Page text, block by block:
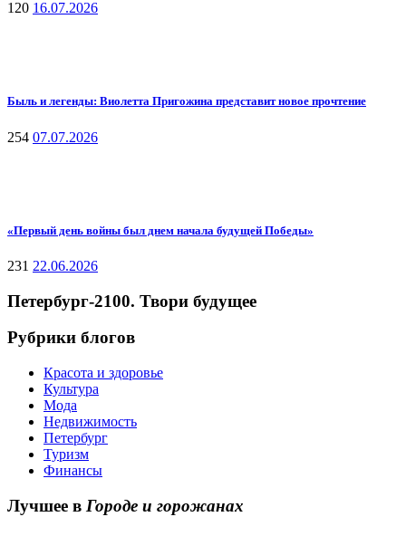
120 16.07.2026
Быль и легенды: Виолетта Пригожина представит новое прочтение
254 07.07.2026
«Первый день войны был днем начала будущей Победы»
231 22.06.2026
Петербург-2100. Твори будущее
Рубрики блогов
Красота и здоровье
Культура
Мода
Недвижимость
Петербург
Туризм
Финансы
Лучшее в Городе и горожанах